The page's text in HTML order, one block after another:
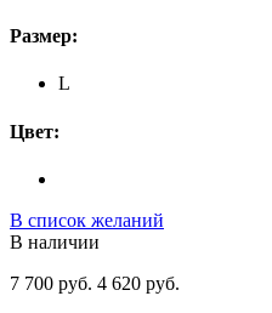
Размер:
L
Цвет:
В список желаний
В наличии
7 700 руб. 4 620 руб.